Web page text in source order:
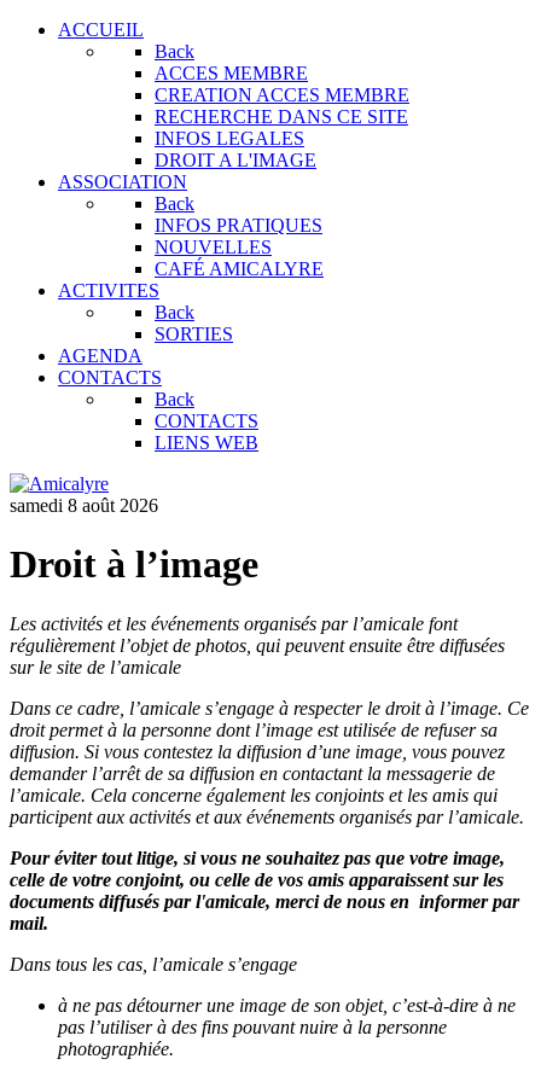
ACCUEIL
Back
ACCES MEMBRE
CREATION ACCES MEMBRE
RECHERCHE DANS CE SITE
INFOS LEGALES
DROIT A L'IMAGE
ASSOCIATION
Back
INFOS PRATIQUES
NOUVELLES
CAFÉ AMICALYRE
ACTIVITES
Back
SORTIES
AGENDA
CONTACTS
Back
CONTACTS
LIENS WEB
samedi 8 août 2026
Droit à l’image
Les activités et les événements organisés par l’amicale font
régulièrement l’objet de photos, qui peuvent ensuite être diffusées
sur le site de l’amicale
Dans ce cadre, l’amicale s’engage à respecter le droit à l’image. Ce
droit permet à la personne dont l’image est utilisée de refuser sa
diffusion. Si vous contestez la diffusion d’une image, vous pouvez
demander l’arrêt de sa diffusion en contactant la messagerie de
l’amicale. Cela concerne également les conjoints et les amis qui
participent aux activités et aux événements organisés par l’amicale.
Pour éviter tout litige, si vous ne souhaitez pas que votre image,
celle de votre conjoint, ou celle de vos amis apparaissent sur les
documents diffusés par l'amicale, merci de nous en informer par
mail.
Dans tous les cas, l’amicale s’engage
à ne pas détourner une image de son objet, c’est-à-dire à ne
pas l’utiliser à des fins pouvant nuire à la personne
photographiée.